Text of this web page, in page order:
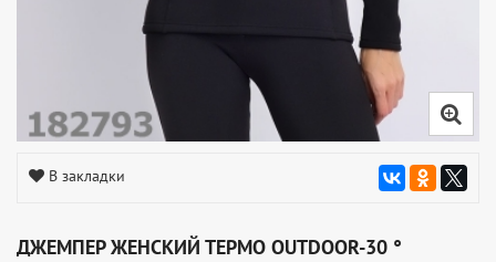
В закладки
ДЖЕМПЕР ЖЕНСКИЙ ТЕРМО OUTDOOR-30 °